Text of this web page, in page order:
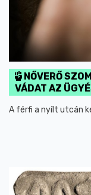
NŐVERŐ
VÁDAT AZ
A férfi a nyílt utcán